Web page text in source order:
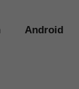
Android